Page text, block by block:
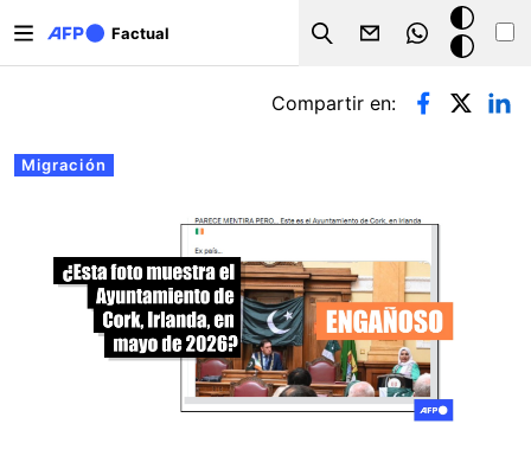
Factual
Search
Modo
oscuro
Solapas principales
Migración
Compartir en: